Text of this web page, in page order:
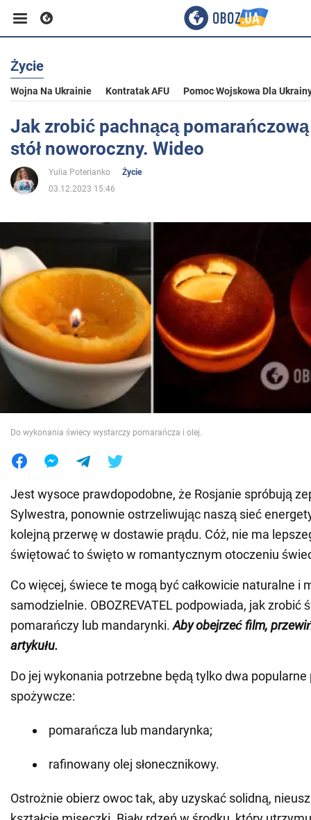
Biznes
Sport
Rozrywka
Polityka
Społeczeństwo
Wojna na Ukrainie
Świat
Jedzenie
Życie
Wojna Na Ukrainie Kontratak AFU Pomoc Wojskowa Dla
Jak zrobić pachnącą
stół noworoczny. Wideo
Yulia Poterianko
Życie
03.12.2023 15:46
Do wykonania świecy wystarczy pomarańcza i olej.
Jest wysoce prawdopodobne, że Rosjanie spróbują
Sylwestra, ponownie ostrzeliwując naszą sieć
kolejną przerwę w dostawie prądu. Cóż, nie ma
świętować to święto w romantycznym otoczeniu
Co więcej, świece te mogą być całkowicie naturalne i
samodzielnie. OBOZREVATEL podpowiada, jak zrobić
pomarańczy lub mandarynki.Aby obejrzeć film,
artykułu.
Do jej wykonania potrzebne będą tylko dwa popularne
spożywcze:
pomarańcza lub mandarynka;
rafinowany olej słonecznikowy.
Ostrożnie obierz owoc tak, aby uzyskać solidną,